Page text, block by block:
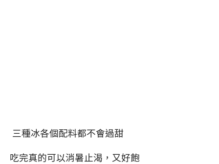
三種冰各個配料都不會過甜
吃完真的可以消暑止渴，又好飽